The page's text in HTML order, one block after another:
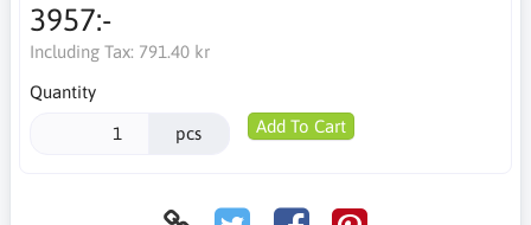
3957:-
Including Tax: 791.40 kr
Quantity
pcs Add To Cart